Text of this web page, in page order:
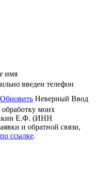
имя
введен телефон
Обновить Неверный Ввод
обработку моих
Е.Ф. (ИНН
и обратной связи,
по ссылке.